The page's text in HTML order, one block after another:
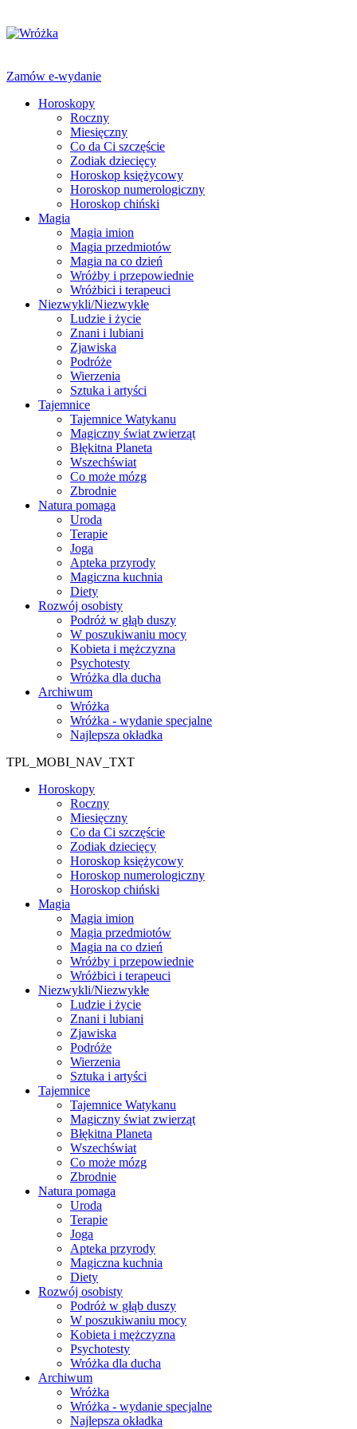
Zamów e-wydanie
Horoskopy
Roczny
Miesięczny
Co da Ci szczęście
Zodiak dziecięcy
Horoskop księżycowy
Horoskop numerologiczny
Horoskop chiński
Magia
Magia imion
Magia przedmiotów
Magia na co dzień
Wróżby i przepowiednie
Wróżbici i terapeuci
Niezwykli/Niezwykłe
Ludzie i życie
Znani i lubiani
Zjawiska
Podróże
Wierzenia
Sztuka i artyści
Tajemnice
Tajemnice Watykanu
Magiczny świat zwierząt
Błękitna Planeta
Wszechświat
Co może mózg
Zbrodnie
Natura pomaga
Uroda
Terapie
Joga
Apteka przyrody
Magiczna kuchnia
Diety
Rozwój osobisty
Podróż w głąb duszy
W poszukiwaniu mocy
Kobieta i mężczyzna
Psychotesty
Wróżka dla ducha
Archiwum
Wróżka
Wróżka - wydanie specjalne
Najlepsza okładka
TPL_MOBI_NAV_TXT
Horoskopy
Roczny
Miesięczny
Co da Ci szczęście
Zodiak dziecięcy
Horoskop księżycowy
Horoskop numerologiczny
Horoskop chiński
Magia
Magia imion
Magia przedmiotów
Magia na co dzień
Wróżby i przepowiednie
Wróżbici i terapeuci
Niezwykli/Niezwykłe
Ludzie i życie
Znani i lubiani
Zjawiska
Podróże
Wierzenia
Sztuka i artyści
Tajemnice
Tajemnice Watykanu
Magiczny świat zwierząt
Błękitna Planeta
Wszechświat
Co może mózg
Zbrodnie
Natura pomaga
Uroda
Terapie
Joga
Apteka przyrody
Magiczna kuchnia
Diety
Rozwój osobisty
Podróż w głąb duszy
W poszukiwaniu mocy
Kobieta i mężczyzna
Psychotesty
Wróżka dla ducha
Archiwum
Wróżka
Wróżka - wydanie specjalne
Najlepsza okładka